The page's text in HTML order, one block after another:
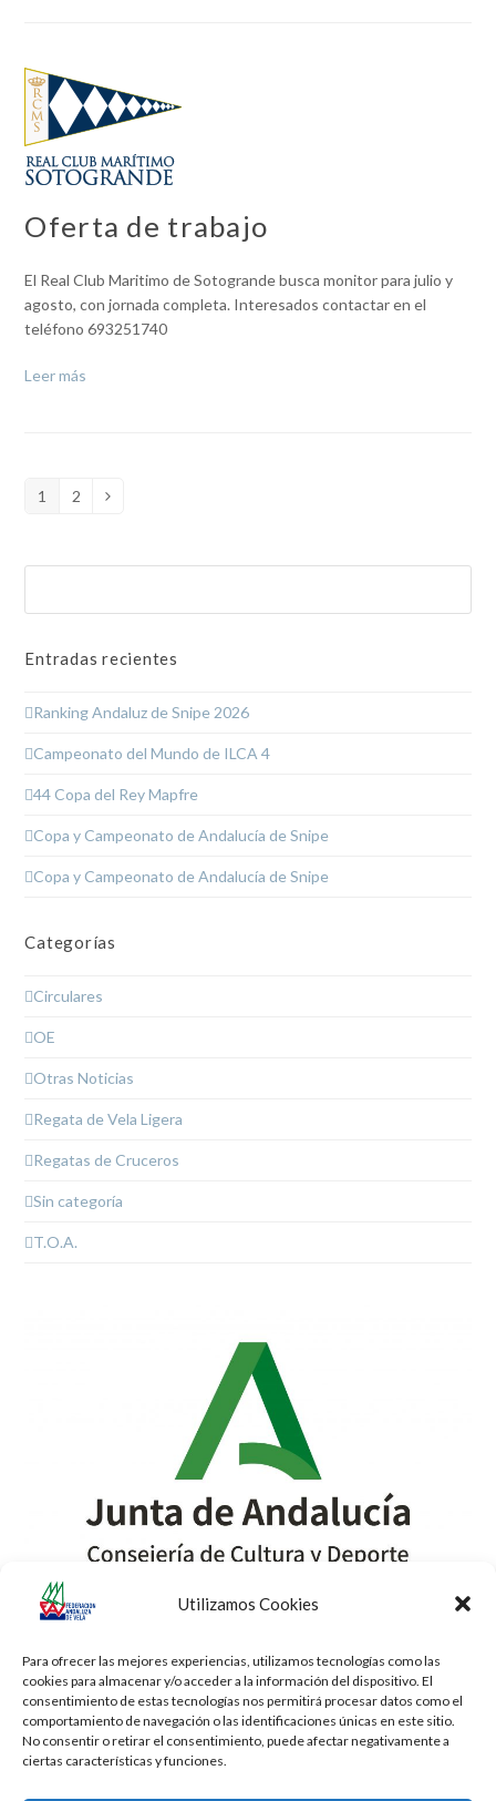
Utilizamos Cookies
Para ofrecer las mejores experiencias, utilizamos tecnologías como las
cookies para almacenar y/o acceder a la información del dispositivo. El
consentimiento de estas tecnologías nos permitirá procesar datos como el
comportamiento de navegación o las identificaciones únicas en este sitio.
No consentir o retirar el consentimiento, puede afectar negativamente a
ciertas características y funciones.
Oferta de trabajo
El Real Club Maritimo de Sotogrande busca monitor para julio y
agosto, con jornada completa. Interesados contactar en el
teléfono 693251740
Leer más
Page
1 Page
2 Siguiente
Entradas recientes
Ranking Andaluz de Snipe 2026
Campeonato del Mundo de ILCA 4
44 Copa del Rey Mapfre
Copa y Campeonato de Andalucía de Snipe
Copa y Campeonato de Andalucía de Snipe
Categorías
Circulares
OE
Otras Noticias
Regata de Vela Ligera
Regatas de Cruceros
Sin categoría
T.O.A.